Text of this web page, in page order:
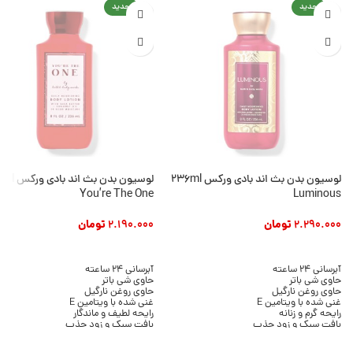
جدید
لوسیون بدن بث اند بادی ورکس 236ml
Luminous
2.290.000تومان
آبرسانی 24 ساعته
حاوی شی باتر
حاوی روغن نارگیل
غنی شده با ویتامین E
رایحه گرم و زنانه
بافت سبک و زود جذب
جدید
You’re The One
2.190.000تومان
آبرسانی 24 ساعته
حاوی شی باتر
حاوی روغن نارگیل
غنی شده با ویتامین E
رایحه لطیف و ماندگار
بافت سبک و زود جذب